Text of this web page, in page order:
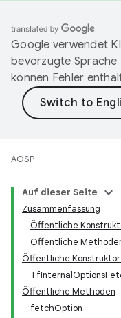
Google verwendet
bevorzugte Sprache
können Fehler
AOSP
Auf dieser Seite
Zusammenfassung
Öffentliche
Öffentliche
Öffentliche
Öffentliche Methoden
fetchOption